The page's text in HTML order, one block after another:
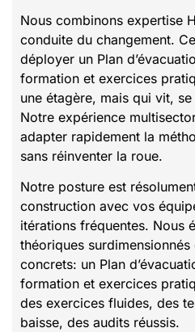
Nous combinons expertise
conduite du changement.
déployer un Plan
formation et exercices
une étagère, mais qui vit,
Notre expérience
adapter rapidement la
sans réinventer la roue.
Notre posture est
construction avec vos
itérations fréquentes. Nous
théoriques
concrets: un Plan
formation et exercices
des exercices fluides, des
baisse, des audits réussis.